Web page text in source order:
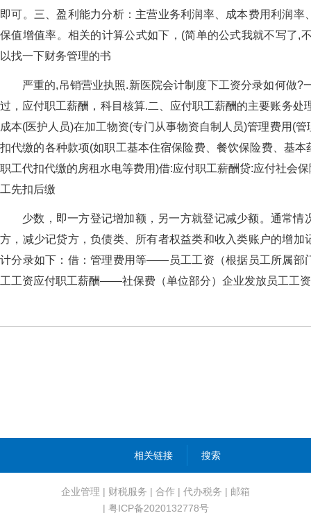
即可。三、盈利能力分析：主营业务利润率、成本费用利润
保值增值率。相关的计算公式如下，(简单的公式我就不写了,
以找一下财务管理的书
严重的,吊销营业执照.新医院会计制度下工资分录如何做
过，应付职工薪酬，科目核算.二、应付职工薪酬的主要账务
成本(医护人员)在加工物资(专门从事物资自制人员)管理费用(
扣代缴的各种款项(如职工基本住宿保险费、餐饮保险费、基
职工代扣代缴的房租水电等费用)借:应付职工薪酬贷:应付社会
工先扣后缴
少数，即一方登记增加额，另一方就登记减少额。通常
方，减少记贷方，负债类、所有者权益类和收入类账户的增
计分录如下：借：管理费用等——员工工资（根据员工所属
工工资应付职工薪酬——社保费（单位部分）企业发放员工工
相关链接 搜索
企业管理 | 财税服务 | 合作 | 代办税务 | 邮箱
| 粤ICP备2020132778号